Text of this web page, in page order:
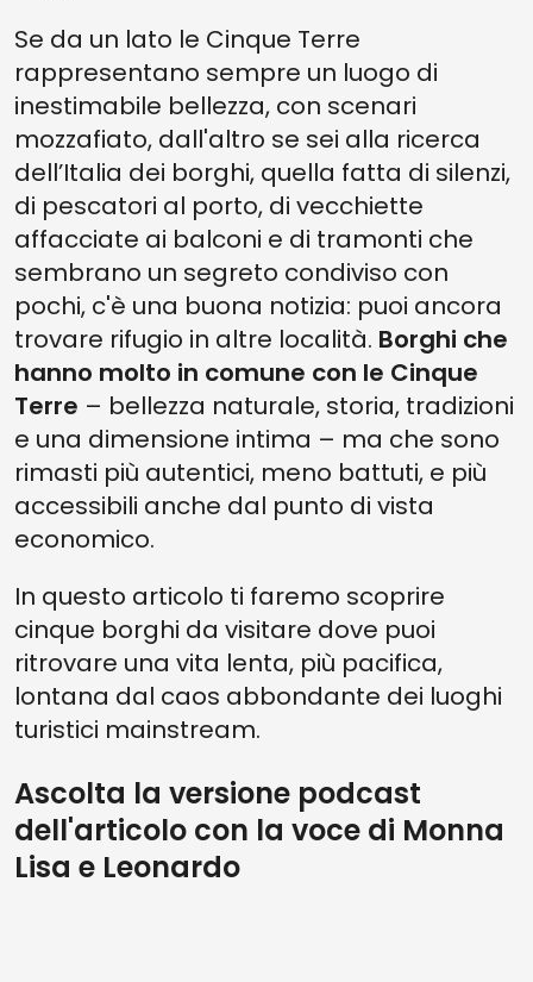
Se da un lato le Cinque Terre
rappresentano sempre un luogo di
inestimabile bellezza, con scenari
mozzafiato, dall'altro se sei alla ricerca
dell’Italia dei borghi, quella fatta di silenzi,
di pescatori al porto, di vecchiette
affacciate ai balconi e di tramonti che
sembrano un segreto condiviso con
pochi, c'è una buona notizia: puoi ancora
trovare rifugio in altre località. Borghi che
hanno molto in comune con le Cinque
Terre – bellezza naturale, storia, tradizioni
e una dimensione intima – ma che sono
rimasti più autentici, meno battuti, e più
accessibili anche dal punto di vista
economico.
In questo articolo ti faremo scoprire
cinque borghi da visitare dove puoi
ritrovare una vita lenta, più pacifica,
lontana dal caos abbondante dei luoghi
turistici mainstream.
Ascolta la versione podcast
dell'articolo con la voce di Monna
Lisa e Leonardo